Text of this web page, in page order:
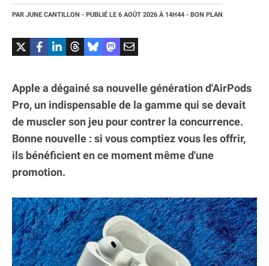
PAR JUNE CANTILLON - PUBLIÉ LE 6 AOÛT 2026 À 14H44 - BON PLAN
Apple a dégainé sa nouvelle génération d'AirPods
Pro, un indispensable de la gamme qui se devait
de muscler son jeu pour contrer la concurrence.
Bonne nouvelle : si vous comptiez vous les offrir,
ils bénéficient en ce moment même d'une
promotion.